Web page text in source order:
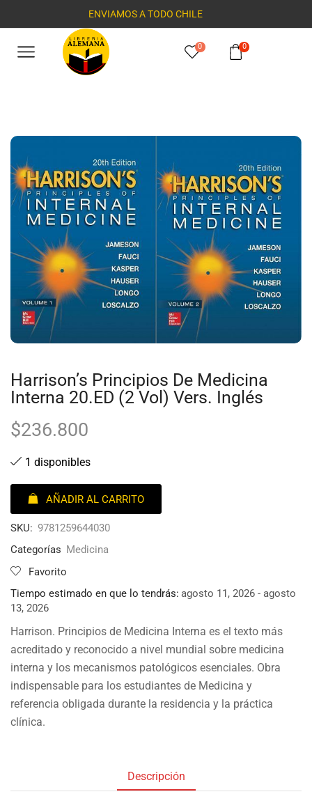
ENVIAMOS A TODO CHILE
0 0
Harrison’s Principios De Medicina
Interna 20.ED (2 Vol) Vers. Inglés
$236.800
1 disponibles
AÑADIR AL CARRITO
SKU: 9781259644030
Categorías Medicina
Favorito
Tiempo estimado en que lo tendrás: agosto 11, 2026 - agosto
13, 2026
Harrison. Principios de Medicina Interna es el texto más
acreditado y reconocido a nivel mundial sobre medicina
interna y los mecanismos patológicos esenciales. Obra
indispensable para los estudiantes de Medicina y
referencia obligada durante la residencia y la práctica
clínica.
Descripción